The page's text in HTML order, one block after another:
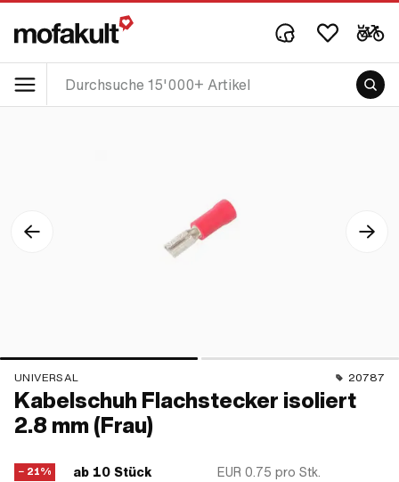
UNIVERSAL 20787
Kabelschuh Flachstecker isoliert
2.8 mm (Frau)
− 21% ab 10 Stück EUR 0.75 pro Stk.